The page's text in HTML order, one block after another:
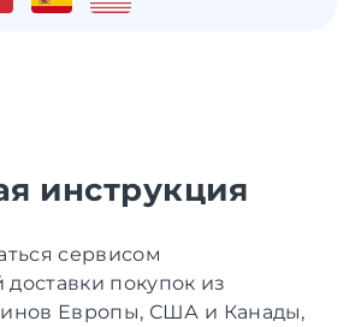
инструкция
сервисом
покупок из
Европы, США и Канады,